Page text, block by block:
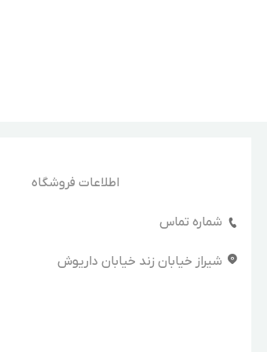
اطلاعات فروشگاه
شماره تماس
شیراز خیابان زند خیابان داریوش